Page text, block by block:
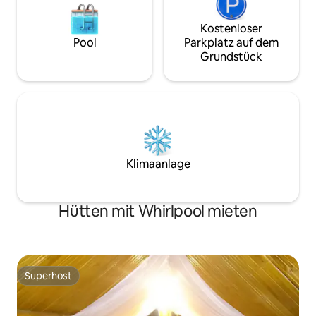
Pool
Kostenloser
Parkplatz auf dem
Grundstück
Klimaanlage
Hütten mit Whirlpool mieten
Superhost
Superhost